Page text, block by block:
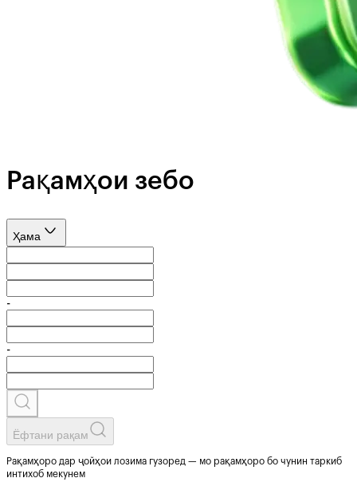
Рақамҳои зебо
Ҳама
-
-
Ёфтани рақам
Рақамҳоро дар ҷойҳои лозима гузоред — мо рақамҳоро бо чунин таркиб
интихоб мекунем